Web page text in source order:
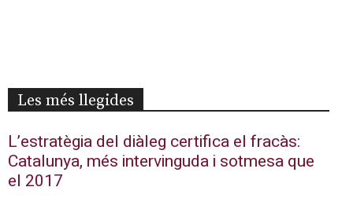
Les més llegides
L’estratègia del diàleg certifica el fracàs:
Catalunya, més intervinguda i sotmesa que
el 2017